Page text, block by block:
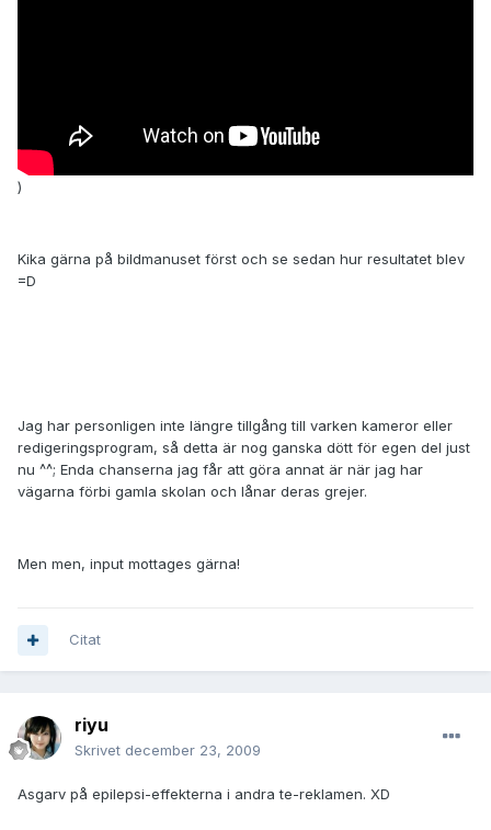
)
Kika gärna på bildmanuset först och se sedan hur resultatet blev
=D
Jag har personligen inte längre tillgång till varken kameror eller
redigeringsprogram, så detta är nog ganska dött för egen del just
nu ^^; Enda chanserna jag får att göra annat är när jag har
vägarna förbi gamla skolan och lånar deras grejer.
Men men, input mottages gärna!
Citat
riyu
Skrivet december 23, 2009
Asgarv på epilepsi-effekterna i andra te-reklamen. XD